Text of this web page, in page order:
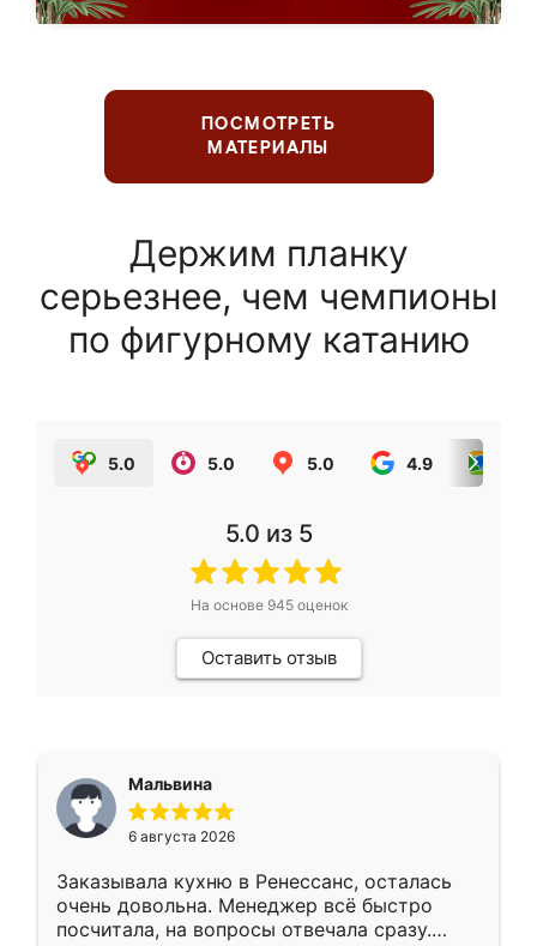
ПОСМОТРЕТЬ
МАТЕРИАЛЫ
Держим планку
серьезнее, чем чемпионы
по фигурному катанию
5.0 5.0 5.0 4.9
5.0 из 5
На основе 945оценок
Оставить отзыв
Мальвина
6 августа 2026
Заказывала кухню в Ренессанс, осталась
очень довольна. Менеджер всё быстро
посчитала, на вопросы отвечала сразу.